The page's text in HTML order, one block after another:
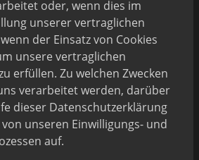
oder, wenn dies im
unserer vertraglichen
der Einsatz von Cookies
unsere vertraglichen
erfüllen. Zu welchen Zwecken
verarbeitet werden, darüber
dieser Datenschutzerklärung
unseren Einwilligungs- und
auf.